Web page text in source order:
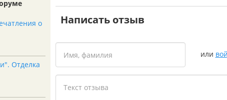
о
Отделка
Написать отзыв
или